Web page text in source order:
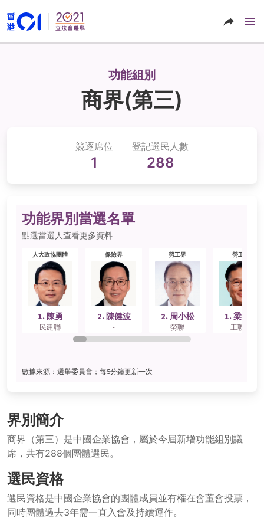
功能組別
商界(第三)
競逐席位
1
登記選民人數
288
界別簡介
商界（第三）是中國企業協會，屬於今屆新增功能組別議
席，共有288個團體選民。
選民資格
選民資格是中國企業協會的團體成員並有權在會董會投票，
同時團體過去3年需一直入會及持續運作。